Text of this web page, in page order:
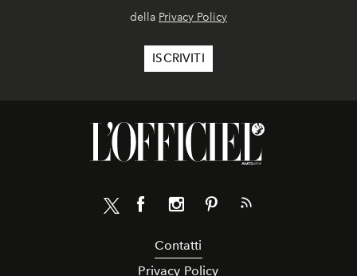
della Privacy Policy
Contatti
Privacy Policy